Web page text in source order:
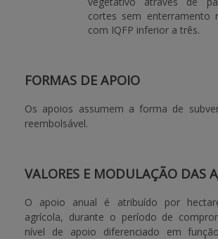
cortes sem enterramento
com IQFP inferior a três.
FORMAS DE APOIO
Os apoios assumem a forma de
reembolsável.
VALORES E MODULAÇÃO DAS
O apoio anual é atribuído por
agrícola, durante o período de
nível de apoio diferenciado em